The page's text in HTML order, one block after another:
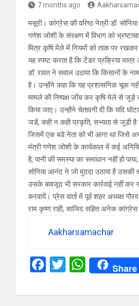
7 months ago
मसूरी। कांग्रेस की वरिष्ठ नेत्री डॉ.
गणेश जोशी के संरक्षण में विभाग को
मित्र कृषि मेले में नियमों को ताक पर
यह स्पष्ट करता है कि टेंडर प्रक्रिया मात्र
डॉ. रावत ने सवाल उठाया कि किसानों के
है। उन्होंने कहा कि यह प्रशासनिक चूक
मामले की निष्पक्ष जाँच कर कृषि मेले से जुड़े
किया जाए। उन्होंने चेतावनी दी कि यदि
जडें, कही न कही प्रकृति, सभ्यता से जुड़ी है
जिसमें एक बडे नेता को भी आना था जिसे
मंत्री गणेश जोशी के कार्यकाल में कई
है, पानी की समस्या का समाधान नहीं हो
सोनिया आनंद ने जो मुददा उठाया है उसकी
उसके बावजूद भी सरकार कार्रवाई नहीं
करवायें। प्रेस वार्ता में पूर्व शहर अध्यक्ष
राम कृष्ण राही, साजिद सहित अनेक कांग्रेस
Aakharsamachar
F
ce
T
tt
W
at
Share